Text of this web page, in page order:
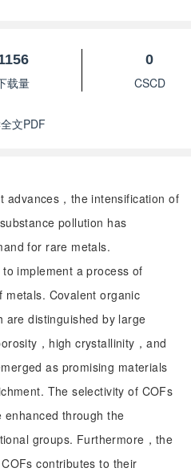
载量
0
CSCD
文PDF
advances，the intensification of
pollution has
for rare metals.
implement a process of
metals. Covalent organic
are distinguished by large
，high crystallinity，and
as promising materials
The selectivity of COFs
enhanced through the
groups. Furthermore，the
contributes to their